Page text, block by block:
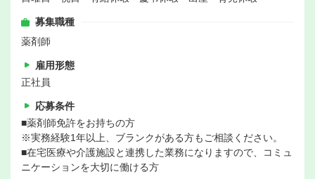
募集職種
薬剤師
雇用形態
正社員
応募条件
■薬剤師免許をお持ちの方
※実務経験1年以上、ブランクがある方もご相談ください。
■在宅医療や介護施設と連携した業務になりますので、コミュ
ニケーションを大切に働ける方